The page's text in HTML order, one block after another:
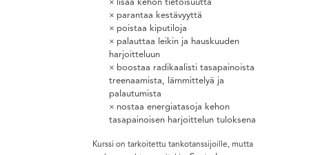
lisää kehon tietoisuutta
parantaa kestävyyttä
poistaa kiputiloja
palauttaa leikin ja hauskuuden
harjoitteluun
boostaa radikaalisti tasapainoista
treenaamista, lämmittelyä ja
palautumista
nostaa energiatasoja kehon
tasapainoisen harjoittelun tuloksena
Kurssi on tarkoitettu tankotanssijoille, mutta